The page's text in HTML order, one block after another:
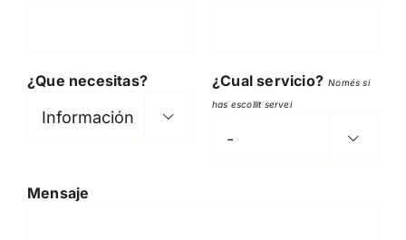
¿Que necesitas?

¿Cual servicio? Només si
has escollit servei

Mensaje